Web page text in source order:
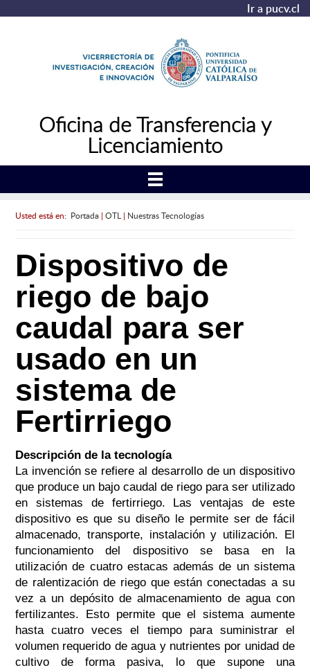
Ir a pucv.cl
Oficina de Transferencia y
Licenciamiento
Usted está en: Portada| OTL | Nuestras Tecnologías
Dispositivo de
riego de bajo
caudal para ser
usado en un
sistema de
Fertirriego
Descripción de la tecnología
La invención se refiere al desarrollo de un dispositivo
que produce un bajo caudal de riego para ser utilizado
en sistemas de fertirriego. Las ventajas de este
dispositivo es que su diseño le permite ser de fácil
almacenado, transporte, instalación y utilización. El
funcionamiento del dispositivo se basa en la
utilización de cuatro estacas además de un sistema
de ralentización de riego que están conectadas a su
vez a un depósito de almacenamiento de agua con
fertilizantes. Esto permite que el sistema aumente
hasta cuatro veces el tiempo para suministrar el
volumen requerido de agua y nutrientes por unidad de
cultivo de forma pasiva, lo que supone una